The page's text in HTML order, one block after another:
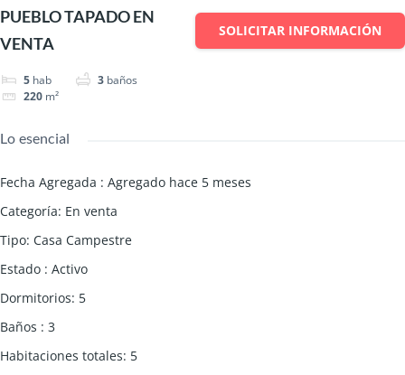
PUEBLO TAPADO EN
VENTA
5 hab 3 baños
220 m²
SOLICITAR INFORMACIÓN
Lo esencial
Fecha Agregada : Agregado hace 5 meses
Categoría: En venta
Tipo: Casa Campestre
Estado : Activo
Dormitorios: 5
Baños : 3
Habitaciones totales: 5